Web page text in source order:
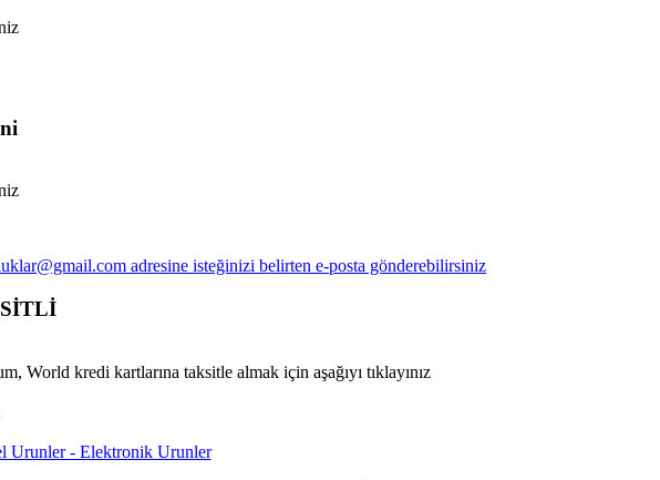
World kredi kartlarına taksitle almak için aşağıyı tıklayınız